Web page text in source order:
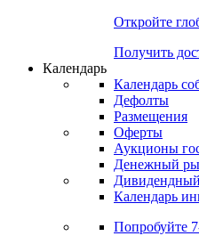
Откройте
Получить
Календарь
Календарь
Дефолты
Размещения
Оферты
Аукционы
Денежный
Календарь
Попробуйте